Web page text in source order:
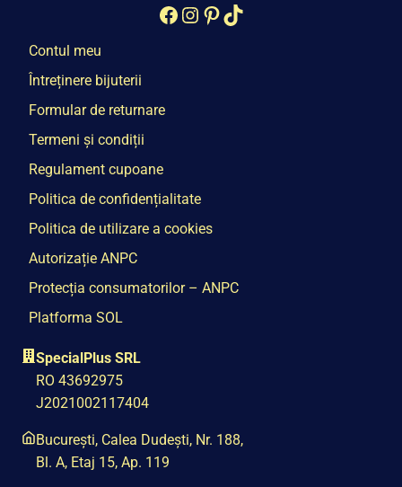
Facebook
Instagram
Pinterest
TikTok
Contul meu
Întreținere bijuterii
Formular de returnare
Termeni și condiții
Regulament cupoane
Politica de confidențialitate
Politica de utilizare a cookies
Autorizație ANPC
Protecția consumatorilor – ANPC
Platforma SOL
SpecialPlus SRL
RO 43692975
J2021002117404
București, Calea Dudești, Nr. 188,
Bl. A, Etaj 15, Ap. 119